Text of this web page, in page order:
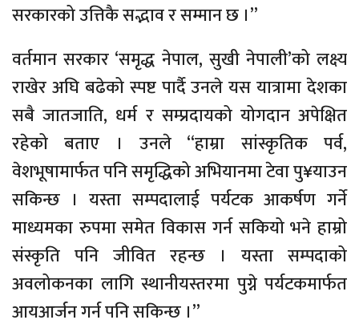
सरकारको उत्तिकै सद्भाव र सम्मान छ ।”
वर्तमान सरकार ‘समृद्ध नेपाल, सुखी नेपाली’को लक्ष्य
राखेर अघि बढेको स्पष्ट पार्दै उनले यस यात्रामा देशका
सबै जातजाति, धर्म र सम्प्रदायको योगदान अपेक्षित
रहेको बताए । उनले “हाम्रा सांस्कृतिक पर्व,
वेशभूषामार्फत पनि समृद्धिको अभियानमा टेवा पु¥याउन
सकिन्छ । यस्ता सम्पदालाई पर्यटक आकर्षण गर्ने
माध्यमका रुपमा समेत विकास गर्न सकियो भने हाम्रो
संस्कृति पनि जीवित रहन्छ । यस्ता सम्पदाको
अवलोकनका लागि स्थानीयस्तरमा पुग्ने पर्यटकमार्फत
आयआर्जन गर्न पनि सकिन्छ ।”